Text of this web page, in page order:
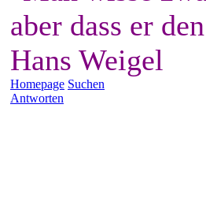
aber dass er
Hans Weigel
Homepage Suchen
Antworten